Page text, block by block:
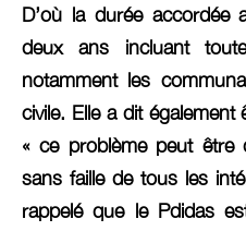
D’où la durée accordée
deux ans incluant
notamment les
civile. Elle a dit
« ce problème peut être
sans faille de tous les
rappelé que le Pdidas